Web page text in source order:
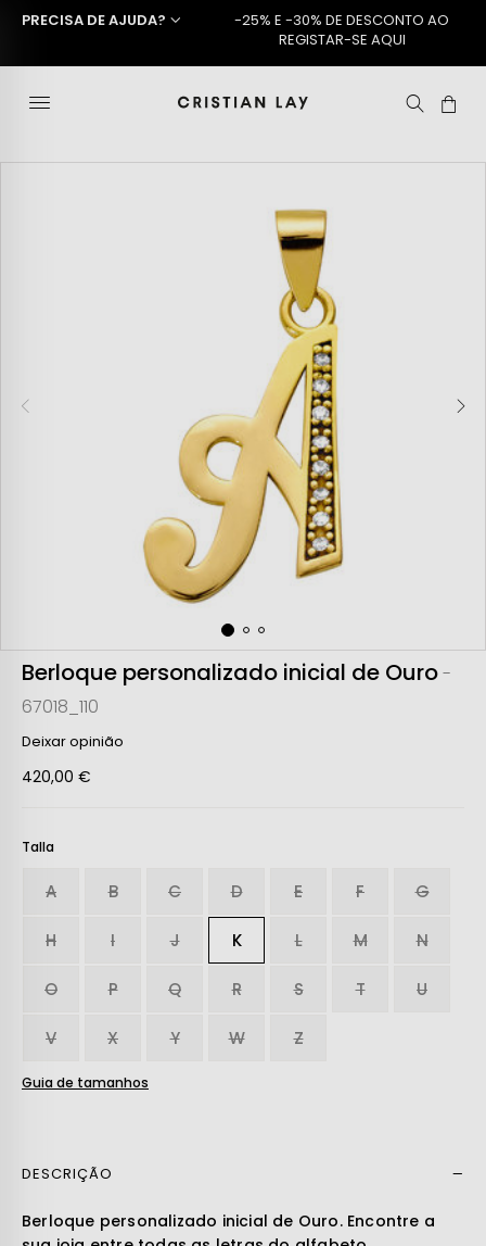
PRECISA DE AJUDA?
-25% E -30% DE DESCONTO AO
REGISTAR-SE AQUI
Berloque personalizado inicial de Ouro-
67018_110
Deixar opinião
420,00 €
Talla
A B C D E F G
H I J K L M N
O P Q R S T U
V X Y W Z
Guia de tamanhos
DESCRIÇÃO
Berloque personalizado inicial de Ouro. Encontre a